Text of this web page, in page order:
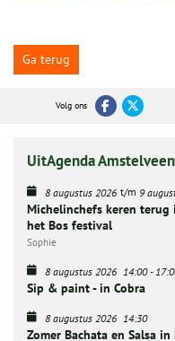
Ga terug
Volg ons
UitAgenda Amstelveen
8 augustus 2026 t/m 9
Michelinchefs keren terug
het Bos festival
Sophie
8 augustus 2026 14:00-
Sip & paint - in Cobra
8 augustus 2026 14:30
Zomer Bachata en Salsa